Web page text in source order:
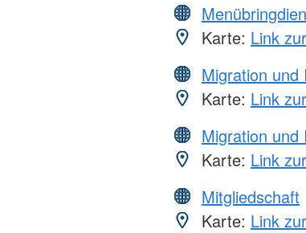
Karte: Link
Migration und
Karte: Link
Migration und
Karte: Link
Mitgliedschaft
Karte: Link